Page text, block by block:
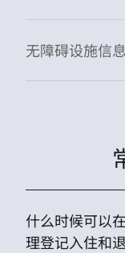
无障碍设施信息
什么时候可以
理登记入住和